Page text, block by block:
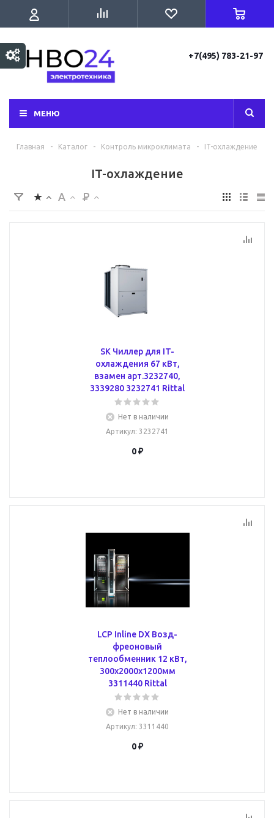
+7(495) 783-21-97
МЕНЮ
Главная - Каталог - Контроль микроклимата - IT-охлаждение
IT-охлаждение
SK Чиллер для IT-
охлаждения 67 кВт,
взамен арт.3232740,
3339280 3232741 Rittal
Нет в наличии
Артикул: 3232741
0 ₽
LCP Inline DX Возд-
фреоновый
теплообменник 12 кВт,
300x2000x1200мм
3311440 Rittal
Нет в наличии
Артикул: 3311440
0 ₽